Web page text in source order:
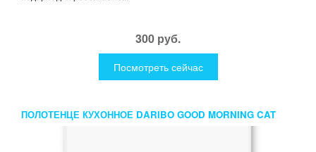
300 руб.
Посмотреть сейчас
ПОЛОТЕНЦЕ КУХОННОЕ DARIBO GOOD MORNING CAT